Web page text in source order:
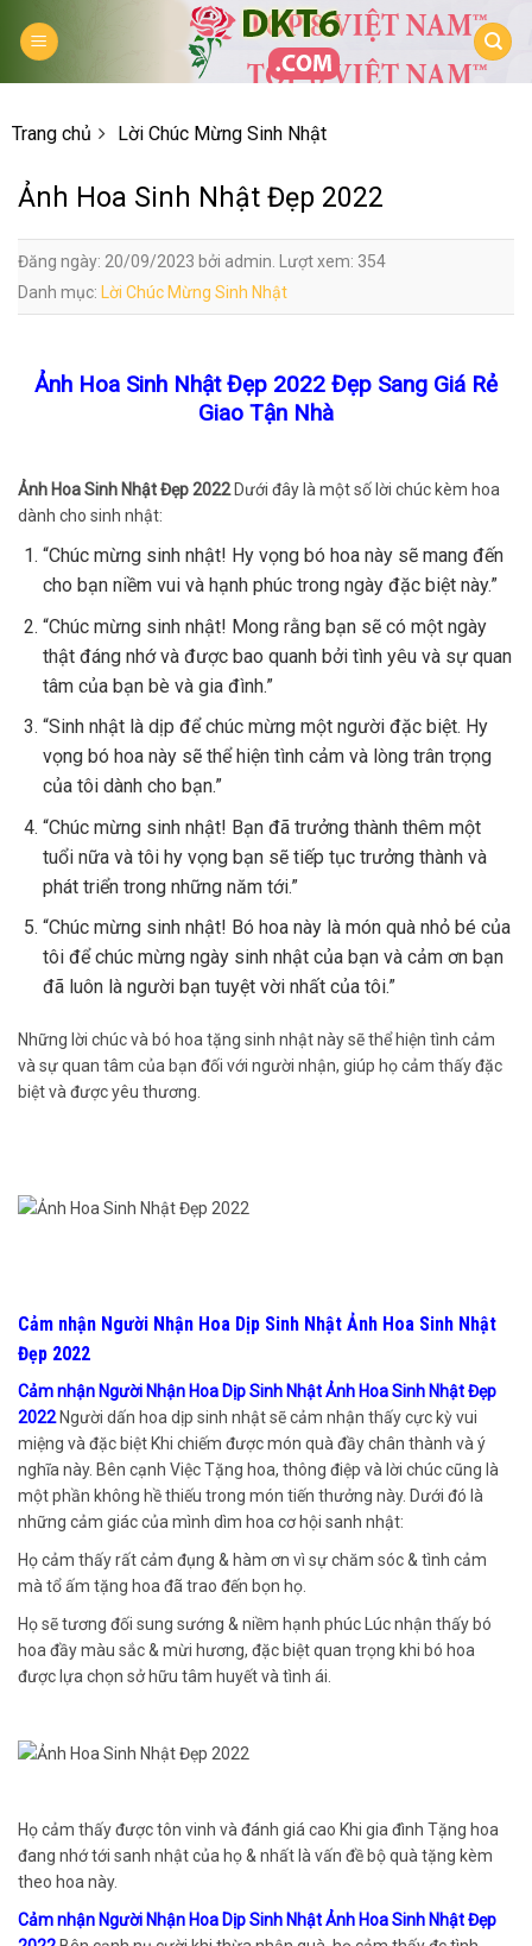
Trang chủ Lời Chúc Mừng Sinh Nhật
Ảnh Hoa Sinh Nhật Đẹp 2022
Đăng ngày: 20/09/2023 bởi admin. Lượt xem: 354
Danh mục: Lời Chúc Mừng Sinh Nhật
Ảnh Hoa Sinh Nhật Đẹp 2022 Đẹp Sang Giá Rẻ
Giao Tận Nhà
Ảnh Hoa Sinh Nhật Đẹp 2022Dưới đây là một số lời chúc kèm hoa
dành cho sinh nhật:
“Chúc mừng sinh nhật! Hy vọng bó hoa này sẽ mang đến
cho bạn niềm vui và hạnh phúc trong ngày đặc biệt này.”
“Chúc mừng sinh nhật! Mong rằng bạn sẽ có một ngày
thật đáng nhớ và được bao quanh bởi tình yêu và sự quan
tâm của bạn bè và gia đình.”
“Sinh nhật là dịp để chúc mừng một người đặc biệt. Hy
vọng bó hoa này sẽ thể hiện tình cảm và lòng trân trọng
của tôi dành cho bạn.”
“Chúc mừng sinh nhật! Bạn đã trưởng thành thêm một
tuổi nữa và tôi hy vọng bạn sẽ tiếp tục trưởng thành và
phát triển trong những năm tới.”
“Chúc mừng sinh nhật! Bó hoa này là món quà nhỏ bé của
tôi để chúc mừng ngày sinh nhật của bạn và cảm ơn bạn
đã luôn là người bạn tuyệt vời nhất của tôi.”
Những lời chúc và bó hoa tặng sinh nhật này sẽ thể hiện tình cảm
và sự quan tâm của bạn đối với người nhận, giúp họ cảm thấy đặc
biệt và được yêu thương.
Cảm nhận Người Nhận Hoa Dịp Sinh Nhật Ảnh Hoa Sinh Nhật
Đẹp 2022
Cảm nhận Người Nhận Hoa Dịp Sinh Nhật Ảnh Hoa Sinh Nhật Đẹp
2022Người dấn hoa dịp sinh nhật sẽ cảm nhận thấy cực kỳ vui
miệng và đặc biệt Khi chiếm được món quà đầy chân thành và ý
nghĩa này. Bên cạnh Việc Tặng hoa, thông điệp và lời chúc cũng là
một phần không hề thiếu trong món tiến thưởng này. Dưới đó là
những cảm giác của mình dìm hoa cơ hội sanh nhật:
Họ cảm thấy rất cảm đụng & hàm ơn vì sự chăm sóc & tình cảm
mà tổ ấm tặng hoa đã trao đến bọn họ.
Họ sẽ tương đối sung sướng & niềm hạnh phúc Lúc nhận thấy bó
hoa đầy màu sắc & mừi hương, đặc biệt quan trọng khi bó hoa
được lựa chọn sở hữu tâm huyết và tình ái.
Họ cảm thấy được tôn vinh và đánh giá cao Khi gia đình Tặng hoa
đang nhớ tới sanh nhật của họ & nhất là vấn đề bộ quà tặng kèm
theo hoa này.
Cảm nhận Người Nhận Hoa Dịp Sinh Nhật Ảnh Hoa Sinh Nhật Đẹp